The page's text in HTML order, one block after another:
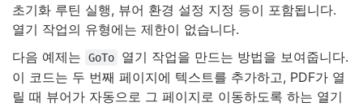
초기화 루틴 실행, 뷰어 환경 설정 지정 등이 포함됩니다.
열기 작업의 유형에는 제한이 없습니다.
다음 예제는
GoTo
열기 작업을 만드는 방법을 보여줍니다.
이 코드는 두 번째 페이지에 텍스트를 추가하고, PDF가 열
릴 때 뷰어가 자동으로 그 페이지로 이동하도록 하는 열기